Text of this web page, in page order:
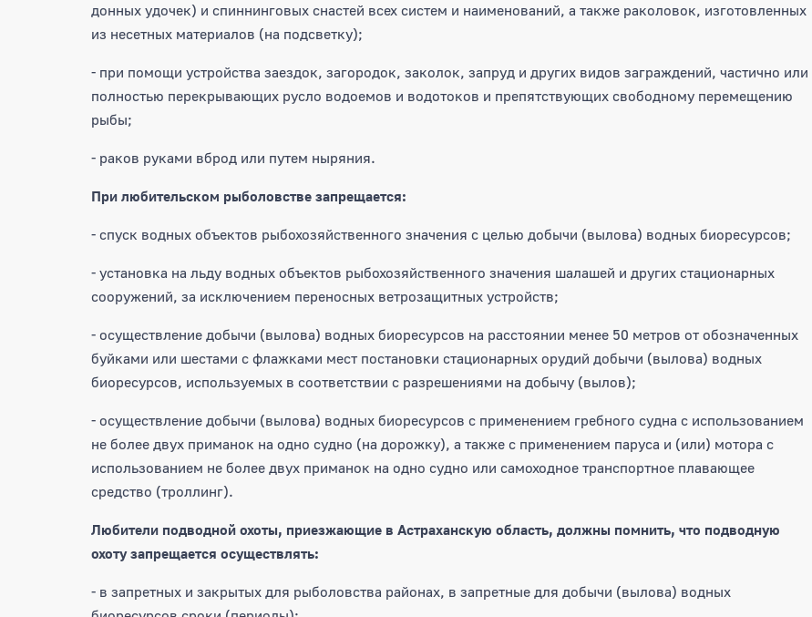
донных удочек) и спиннинговых снастей всех систем и наименований, а также раколовок, изготовленных
из несетных материалов (на подсветку);
- при помощи устройства заездок, загородок, заколок, запруд и других видов заграждений, частично или
полностью перекрывающих русло водоемов и водотоков и препятствующих свободному перемещению
рыбы;
- раков руками вброд или путем ныряния.
При любительском рыболовстве запрещается:
- спуск водных объектов рыбохозяйственного значения с целью добычи (вылова) водных биоресурсов;
- установка на льду водных объектов рыбохозяйственного значения шалашей и других стационарных
сооружений, за исключением переносных ветрозащитных устройств;
- осуществление добычи (вылова) водных биоресурсов на расстоянии менее 50 метров от обозначенных
буйками или шестами с флажками мест постановки стационарных орудий добычи (вылова) водных
биоресурсов, используемых в соответствии с разрешениями на добычу (вылов);
- осуществление добычи (вылова) водных биоресурсов с применением гребного судна с использованием
не более двух приманок на одно судно (на дорожку), а также с применением паруса и (или) мотора с
использованием не более двух приманок на одно судно или самоходное транспортное плавающее
средство (троллинг).
Любители подводной охоты, приезжающие в Астраханскую область, должны помнить, что подводную
охоту запрещается осуществлять:
- в запретных и закрытых для рыболовства районах, в запретные для добычи (вылова) водных